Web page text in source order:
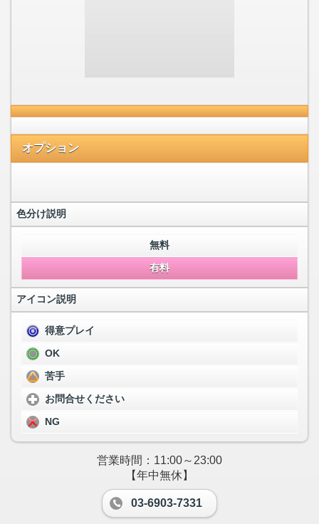
オプション
色分け説明
無料
有料
アイコン説明
得意プレイ
OK
苦手
お問合せください
NG
営業時間：11:00～23:00
【年中無休】
03-6903-7331